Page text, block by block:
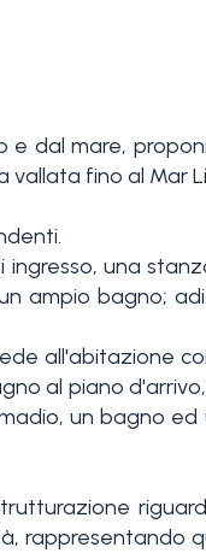
e dal mare,
fino al Mar
una
ampio bagno;
all'abitazione
al piano
un bagno
rappresentando